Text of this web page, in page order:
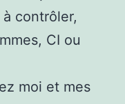
contrôler,
CI ou
moi et mes